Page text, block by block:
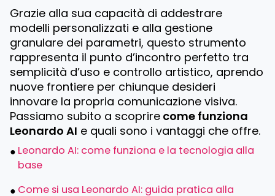
Grazie alla sua capacità di addestrare
modelli personalizzati e alla gestione
granulare dei parametri, questo strumento
rappresenta il punto d’incontro perfetto tra
semplicità d’uso e controllo artistico, aprendo
nuove frontiere per chiunque desideri
innovare la propria comunicazione visiva.
Passiamo subito a scoprire come funziona
Leonardo AI e quali sono i vantaggi che offre.
Leonardo AI: come funziona e la tecnologia alla
base
Come si usa Leonardo AI: guida pratica alla